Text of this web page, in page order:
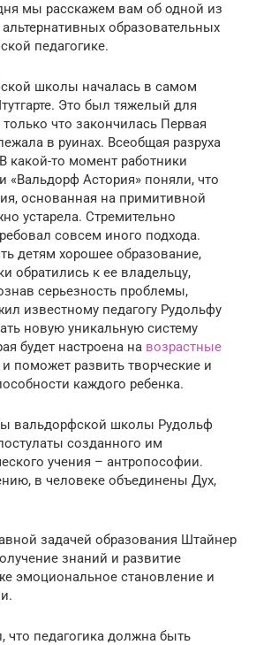
мы расскажем вам об одной из
образовательных
педагогике.
школы началась в самом
Это был тяжелый для
что закончилась Первая
в руинах. Всеобщая разруха
какой-то момент работники
«Вальдорф Астория» поняли, что
основанная на примитивной
устарела. Стремительно
совсем иного подхода.
детям хорошее образование,
обратились к ее владельцу,
серьезность проблемы,
известному педагогу Рудольфу
новую уникальную систему
будет настроена на возрастные
и поможет развить творческие и
каждого ребенка.
вальдорфской школы Рудольф
созданного им
учения – антропософии.
в человеке объединены Дух,
задачей образования Штайнер
знаний и развитие
эмоциональное становление и
что педагогика должна быть